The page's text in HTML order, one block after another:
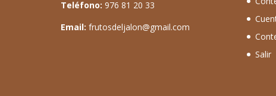
Teléfono: 976 81 20 33
Email: frutosdeljalon@gmail.com
Salir